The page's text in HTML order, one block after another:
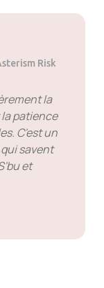
Risk
la
patience
C'est un
savent
et